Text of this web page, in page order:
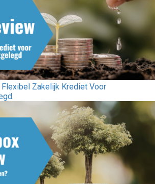
Zakelijk Krediet Voor